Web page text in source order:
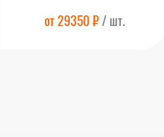
от 29350 ₽/ шт.